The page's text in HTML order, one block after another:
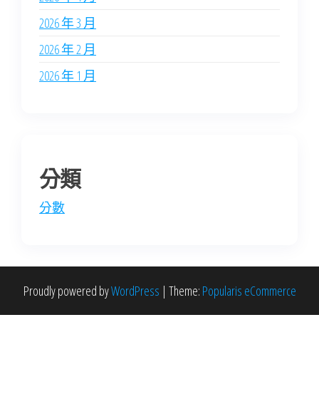
2026 年 3 月
2026 年 2 月
2026 年 1 月
分類
分數
Proudly powered byWordPress | Theme: Popularis eCommerce